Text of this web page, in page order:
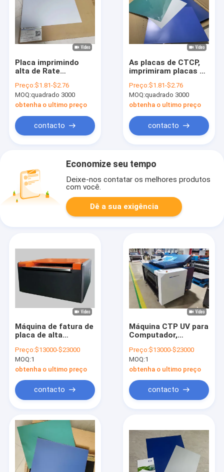
Placa imprimindo
alta de Rate
placa sensível
térmica do CTP
Preço:$1.81-$2.76
MOQ:quadrado 3000
obtenha o ultimo preço
contacto
As placas de CTCP,
imprimiram placas de
UVCTP, deslocaram
placas impressas de
CTCP, placas da
Preço:$1.81-$2.76
MOQ:quadrado 3000
obtenha o ultimo preço
contacto
Economize seu tempo
Deixe-nos contatar os melhores produtos
com você.
Dê a sua exigência
Máquina de fatura de
placa de alta
computador,
processando a
máquina de fatura de
Preço:$13000-$23000
MOQ:1
obtenha o ultimo preço
contacto
Máquina CTP UV para
Computador,
Chapas CTCP
Semiautomática
Preço:$13000-$23000
MOQ:1
obtenha o ultimo preço
contacto